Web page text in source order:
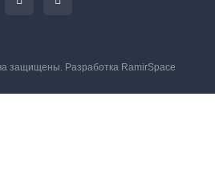
защищены. Разработка RamirSpace